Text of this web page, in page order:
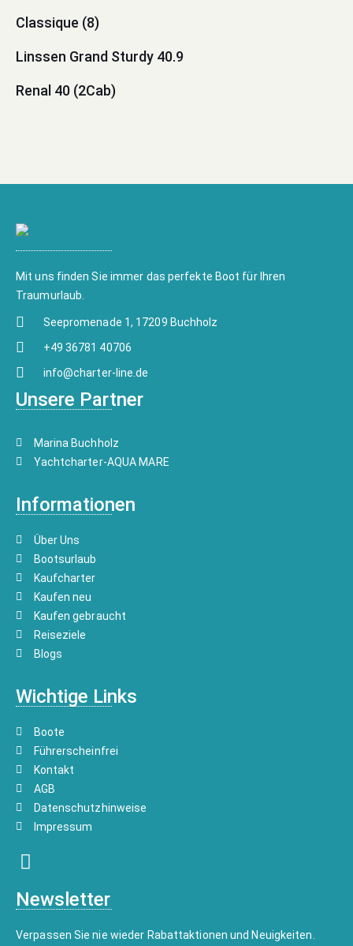
Classique (8)
Linssen Grand Sturdy 40.9
Renal 40 (2Cab)
Mit uns finden Sie immer das perfekte Boot für Ihren
Traumurlaub.
Seepromenade 1, 17209 Buchholz
+49 36781 40706
info@charter-line.de
Unsere Partner
Marina Buchholz
Yachtcharter-AQUA MARE
Informationen
Über Uns
Bootsurlaub
Kaufcharter
Kaufen neu
Kaufen gebraucht
Reiseziele
Blogs
Wichtige Links
Boote
Führerscheinfrei
Kontakt
AGB
Datenschutzhinweise
Impressum
Newsletter
Verpassen Sie nie wieder Rabattaktionen und Neuigkeiten.